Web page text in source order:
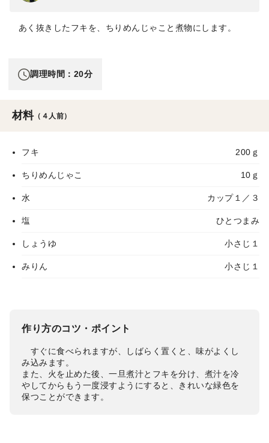
あく抜きしたフキを、ちりめんじゃこと煮物にします。
材料（４人前）
フキ 200ｇ
ちりめんじゃこ 10ｇ
水 カップ１／３
塩 ひとつまみ
しょうゆ 小さじ１
みりん 小さじ１
調理時間：20分
作り方のコツ・ポイント
すぐに食べられますが、しばらく置くと、味がよくし
み込みます。
また、火を止めた後、一旦煮汁とフキを分け、煮汁を冷
やしてからもう一度浸すようにすると、きれいな緑色を
保つことができます。